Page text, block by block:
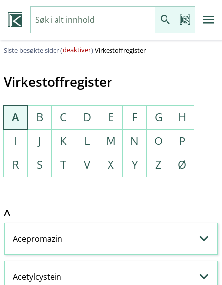
Siste besøkte sider (deaktiver)Virkestoffregister
Virkestoffregister
A B C D E F G
H
I
J K L M N O
P
R
S T V X Y Z Ø
A
Acepromazin
Acetylcystein